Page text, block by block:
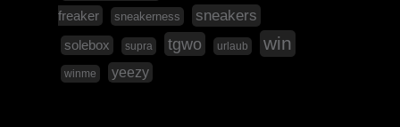
freaker
sneakerness sneakers
solebox supra tgwo urlaub win
winme yeezy